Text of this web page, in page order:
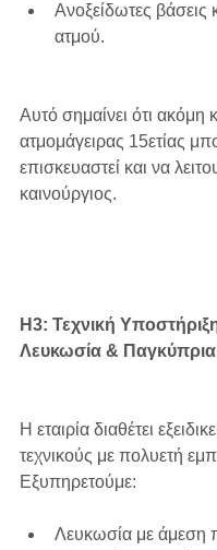
Ανοξείδωτες βάσεις
ατμού.
Αυτό σημαίνει ότι ακόμη
ατμομάγειρας 15ετίας
επισκευαστεί και να
καινούργιος.
H3: Τεχνική
Λευκωσία & Παγκύπρια
Η εταιρία διαθέτει
τεχνικούς με πολυετή
Εξυπηρετούμε:
Λευκωσία με άμεση